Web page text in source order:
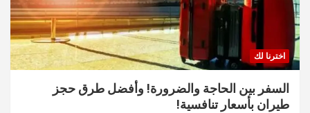
اخترنا لك
السفر بين الحاجة والضرورة! وأفضل طرق حجز
طيران بأسعار تنافسية!